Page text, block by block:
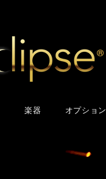
楽器 オプション